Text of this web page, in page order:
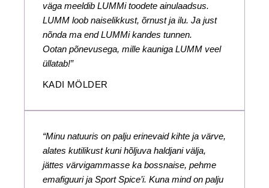
väga meeldib LUMMi toodete ainulaadsus.
LUMM loob naiselikkust, õrnust ja ilu. Ja just
nõnda ma end LUMMi kandes tunnen.
Ootan põnevusega, mille kauniga LUMM veel
üllatab!”
KADI MÖLDER
“Minu natuuris on palju erinevaid kihte ja värve,
alates kutilikust kuni hõljuva haldjani välja,
jättes värvigammasse ka bossnaise, pehme
emafiguuri ja Sport Spice’i. Kuna mind on palju